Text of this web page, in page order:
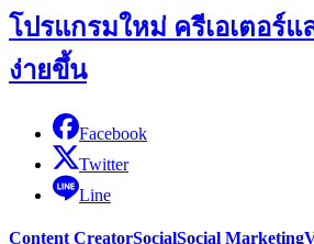
โปรแกรมใหม่ ครีเอเตอร์
ง่ายขึ้น
Facebook
Twitter
Line
Content CreatorSocialSocial Marketing